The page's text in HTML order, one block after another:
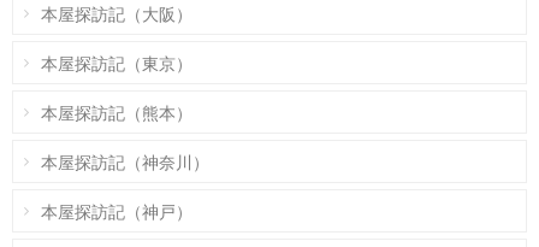
本屋探訪記（大阪）
本屋探訪記（東京）
本屋探訪記（熊本）
本屋探訪記（神奈川）
本屋探訪記（神戸）